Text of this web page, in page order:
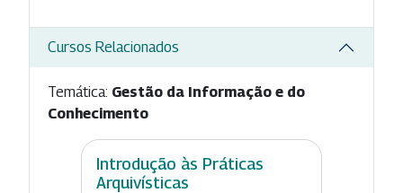
Cursos Relacionados
Temática: Gestão da Informação e do
Conhecimento
Introdução às Práticas
Arquivísticas